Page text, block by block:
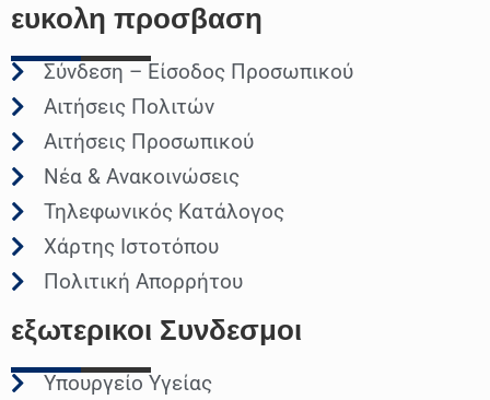
ευκολη προσβαση
Σύνδεση – Είσοδος Προσωπικού
Αιτήσεις Πολιτών
Αιτήσεις Προσωπικού
Νέα & Ανακοινώσεις
Τηλεφωνικός Κατάλογος
Χάρτης Ιστοτόπου
Πολιτική Απορρήτου
εξωτερικοι Συνδεσμοι
Υπουργείο Υγείας